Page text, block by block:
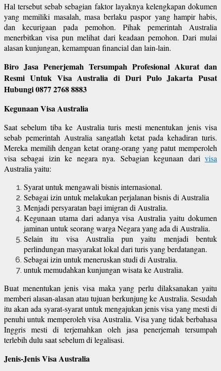
Hal tersebut sebab sebagian faktor layaknya kelengkapan dokumen
yang memiliki masalah, masa berlaku paspor yang hampir habis,
dan kecurigaan pada pemohon. Pihak pemerintah Australia
menerbitkan visa pun melihat dari keadaan pemohon. Dari mulai
alasan kunjungan, kemampuan financial dan lain-lain.
Biro Jasa Penerjemah Tersumpah Profesional Akurat dan
Resmi Untuk Visa Australia di Duri Pulo Jakarta Pusat
Hubungi 0877 2768 8883
Kegunaan Visa Australia
Saat sebelum tiba ke Australia turis mesti menentukan jenis visa
sebab pemerintah Australia sangatlah ketat pada kehadiran turis.
Mereka memilih dengan ketat orang-orang yang patut memperoleh
visa sebagai izin ke negara nya. Sebagian kegunaan dari visa
Australia yaitu:
Syarat untuk mengawali bisnis internasional.
Sebagai izin untuk melakukan perjalanan bisnis di Australia
Menjadi persyaratan bagi imigran di Australia.
Kegunaan utama dari adanya visa Australia yaitu dokumen
jaminan untuk seorang warga Negara yang ada di Australia.
Selain itu visa Australia pun yaitu menjadi bentuk
perlindungan masyarakat lokal dari turis yang berdatangan.
Sebagai izin untuk meneruskan studi di Australia.
untuk memudahkan kunjungan wisata ke Australia.
Buat menentukan jenis visa maka yang perlu dilaksanakan yaitu
memberi alasan-alasan atau tujuan berkunjung ke Australia. Sesudah
itu akan ada syarat-syarat untuk mengajukan jenis visa yang mesti di
penuhi untuk memperoleh visa Australia. Visa yang tidak berbahasa
Inggris mesti di terjemahkan oleh jasa penerjemah tersumpah
terlebih dulu saat sebelum di legalisasi.
Jenis-Jenis Visa Australia